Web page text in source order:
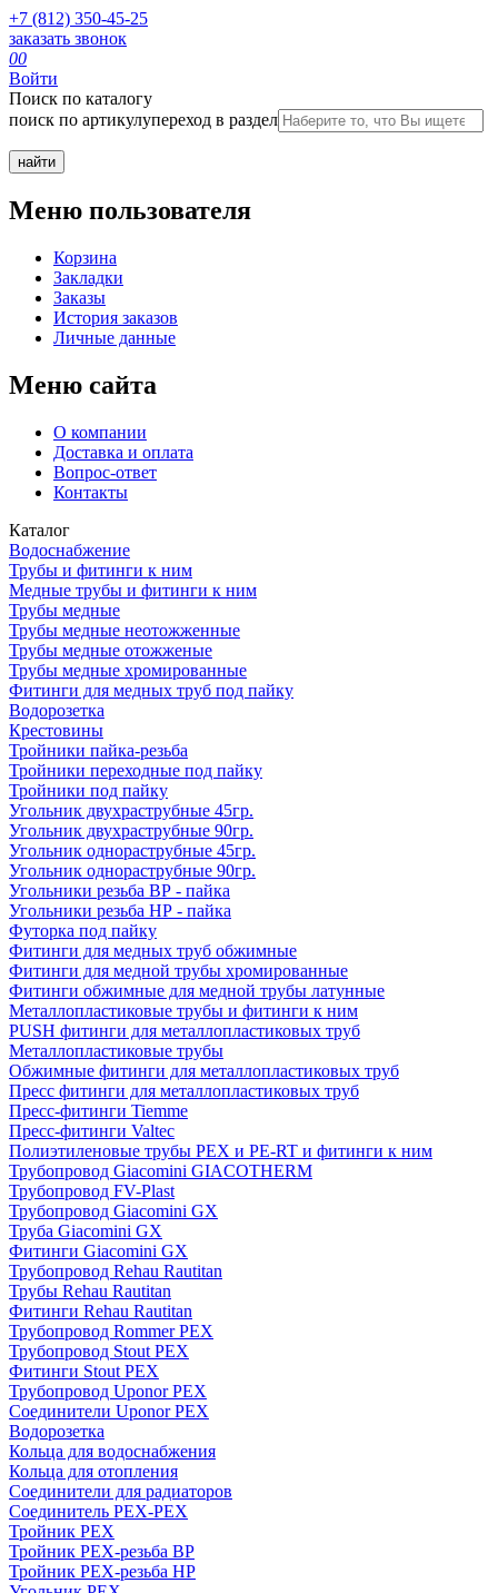
+7 (812) 350-45-25
заказать звонок
00
Войти
Поиск по каталогу
поиск по артикулупереход в раздел
Меню пользователя
Корзина
Закладки
Заказы
История заказов
Личные данные
Меню сайта
О компании
Доставка и оплата
Вопрос-ответ
Контакты
Каталог
Водоснабжение
Трубы и фитинги к ним
Медные трубы и фитинги к ним
Трубы медные
Трубы медные неотожженные
Трубы медные отожженые
Трубы медные хромированные
Фитинги для медных труб под пайку
Водорозетка
Крестовины
Тройники пайка-резьба
Тройники переходные под пайку
Тройники под пайку
Угольник двухраструбные 45гр.
Угольник двухраструбные 90гр.
Угольник однораструбные 45гр.
Угольник однораструбные 90гр.
Угольники резьба ВР - пайка
Угольники резьба НР - пайка
Футорка под пайку
Фитинги для медных труб обжимные
Фитинги для медной трубы хромированные
Фитинги обжимные для медной трубы латунные
Металлопластиковые трубы и фитинги к ним
PUSH фитинги для металлопластиковых труб
Металлопластиковые трубы
Обжимные фитинги для металлопластиковых труб
Пресс фитинги для металлопластиковых труб
Пресс-фитинги Tiemme
Пресс-фитинги Valtec
Полиэтиленовые трубы PEX и PE-RT и фитинги к ним
Трубопровод Giacomini GIACOTHERM
Трубопровод FV-Plast
Трубопровод Giacomini GX
Труба Giacomini GX
Фитинги Giacomini GX
Трубопровод Rehau Rautitan
Трубы Rehau Rautitan
Фитинги Rehau Rautitan
Трубопровод Rommer PEX
Трубопровод Stout PEX
Фитинги Stout PEX
Трубопровод Uponor PEX
Соединители Uponor PEX
Водорозетка
Кольца для водоснабжения
Кольца для отопления
Соединители для радиаторов
Соединитель PEX-PEX
Тройник PEX
Тройник PEX-резьба ВР
Тройник PEX-резьба НР